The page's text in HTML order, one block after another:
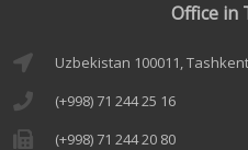
Office in
Uzbekistan 100011,
(+998) 71 244 25 16
(+998) 71 244 20 80